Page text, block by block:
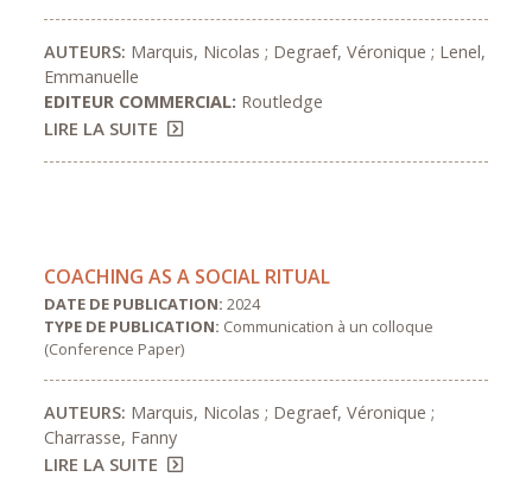
AUTEURS: Marquis, Nicolas ; Degraef, Véronique ; Lenel,
Emmanuelle
EDITEUR COMMERCIAL: Routledge
LIRE LA SUITE
COACHING AS A SOCIAL RITUAL
DATE DE PUBLICATION:2024
TYPE DE PUBLICATION: Communication à un colloque
(Conference Paper)
AUTEURS: Marquis, Nicolas ; Degraef, Véronique ;
Charrasse, Fanny
LIRE LA SUITE